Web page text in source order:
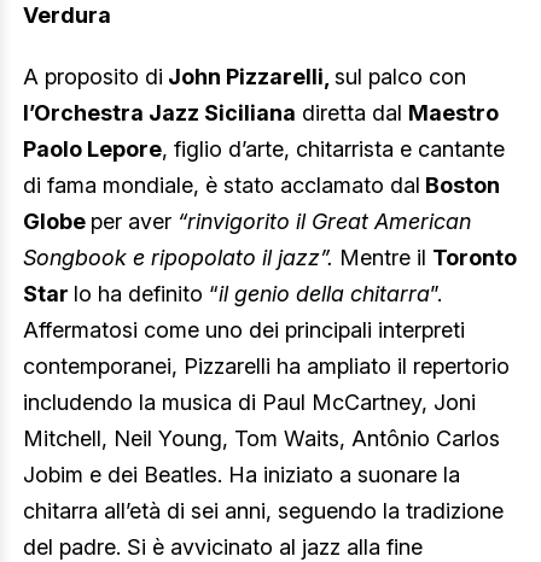
Verdura
A proposito di John Pizzarelli,sul palco con
l’Orchestra Jazz Siciliana diretta dal Maestro
Paolo Lepore, figlio d’arte, chitarrista e cantante
di fama mondiale, è stato acclamato dal Boston
Globe per aver “rinvigorito il Great American
Songbook e ripopolato il jazz”. Mentre il Toronto
Star lo ha definito “il genio della chitarra”.
Affermatosi come uno dei principali interpreti
contemporanei, Pizzarelli ha ampliato il repertorio
includendo la musica di Paul McCartney, Joni
Mitchell, Neil Young, Tom Waits, Antônio Carlos
Jobim e dei Beatles. Ha iniziato a suonare la
chitarra all’età di sei anni, seguendo la tradizione
del padre. Si è avvicinato al jazz alla fine